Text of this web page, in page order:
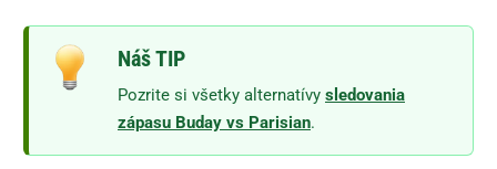
Náš TIP
Pozrite si všetky alternatívy sledovania
zápasu Buday vs Parisian.